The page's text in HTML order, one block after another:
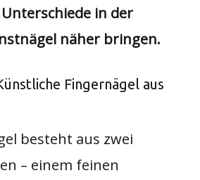
in der
näher bringen.
Fingernägel aus
besteht aus zwei
– einem feinen